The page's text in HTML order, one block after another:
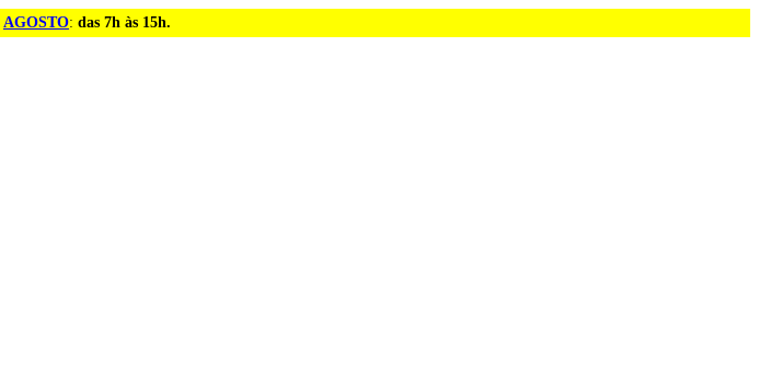
AGOSTO: das 7h às 15h.